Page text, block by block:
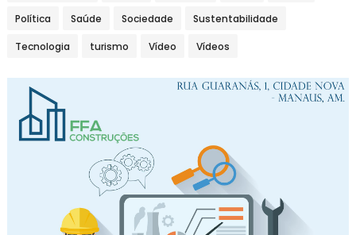
Política Saúde Sociedade Sustentabilidade
Tecnologia turismo Vídeo Vídeos